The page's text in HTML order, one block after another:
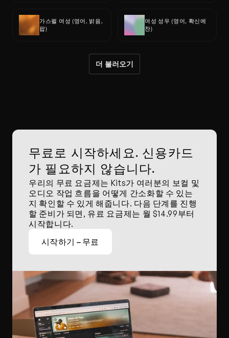
가스펠 여성 (영어, 밝음,
팝)
여성 성우 (영어, 확신에
찬)
더 불러오기
무료로 시작하세요. 신용카드
가 필요하지 않습니다.
우리의 무료 요금제는 Kits가 여러분의 보컬 및
오디오 작업 흐름을 어떻게 간소화할 수 있는
지 확인할 수 있게 해줍니다. 다음 단계를 진행
할 준비가 되면, 유료 요금제는 월 $14.99부터
시작합니다.
시작하기 – 무료